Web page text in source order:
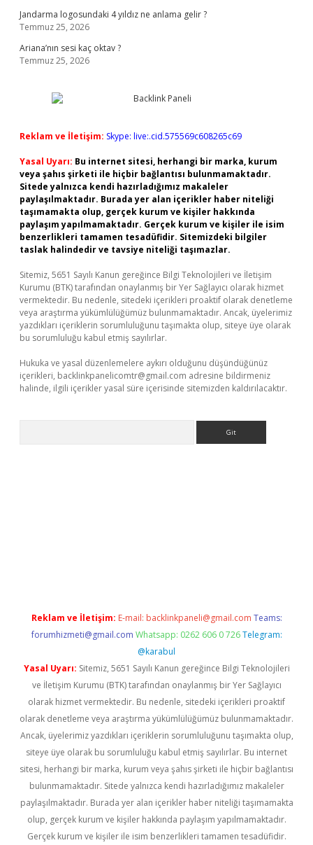
Jandarma logosundaki 4 yıldız ne anlama gelir ?
Temmuz 25, 2026
Ariana’nın sesi kaç oktav ?
Temmuz 25, 2026
Reklam ve İletişim: Skype: live:.cid.575569c608265c69
Yasal Uyarı: Bu internet sitesi, herhangi bir marka, kurum
veya şahıs şirketi ile hiçbir bağlantısı bulunmamaktadır.
Sitede yalnızca kendi hazırladığımız makaleler
paylaşılmaktadır. Burada yer alan içerikler haber niteliği
taşımamakta olup, gerçek kurum ve kişiler hakkında
paylaşım yapılmamaktadır. Gerçek kurum ve kişiler ile isim
benzerlikleri tamamen tesadüfidir. Sitemizdeki bilgiler
taslak halindedir ve tavsiye niteliği taşımazlar.
Sitemiz, 5651 Sayılı Kanun gereğince Bilgi Teknolojileri ve İletişim
Kurumu (BTK) tarafından onaylanmış bir Yer Sağlayıcı olarak hizmet
vermektedir. Bu nedenle, sitedeki içerikleri proaktif olarak denetleme
veya araştırma yükümlülüğümüz bulunmamaktadır. Ancak, üyelerimiz
yazdıkları içeriklerin sorumluluğunu taşımakta olup, siteye üye olarak
bu sorumluluğu kabul etmiş sayılırlar.
Hukuka ve yasal düzenlemelere aykırı olduğunu düşündüğünüz
içerikleri, backlinkpanelicomtr@gmail.com adresine bildirmeniz
halinde, ilgili içerikler yasal süre içerisinde sitemizden kaldırılacaktır.
Reklam ve İletişim: E-mail: backlinkpaneli@gmail.com Teams:
forumhizmeti@gmail.com Whatsapp: 0262 606 0 726 Telegram:
@karabul
Yasal Uyarı: Sitemiz, 5651 Sayılı Kanun gereğince Bilgi Teknolojileri
ve İletişim Kurumu (BTK) tarafından onaylanmış bir Yer Sağlayıcı
olarak hizmet vermektedir. Bu nedenle, sitedeki içerikleri proaktif
olarak denetleme veya araştırma yükümlülüğümüz bulunmamaktadır.
Ancak, üyelerimiz yazdıkları içeriklerin sorumluluğunu taşımakta olup,
siteye üye olarak bu sorumluluğu kabul etmiş sayılırlar. Bu internet
sitesi, herhangi bir marka, kurum veya şahıs şirketi ile hiçbir bağlantısı
bulunmamaktadır. Sitede yalnızca kendi hazırladığımız makaleler
paylaşılmaktadır. Burada yer alan içerikler haber niteliği taşımamakta
olup, gerçek kurum ve kişiler hakkında paylaşım yapılmamaktadır.
Gerçek kurum ve kişiler ile isim benzerlikleri tamamen tesadüfidir.